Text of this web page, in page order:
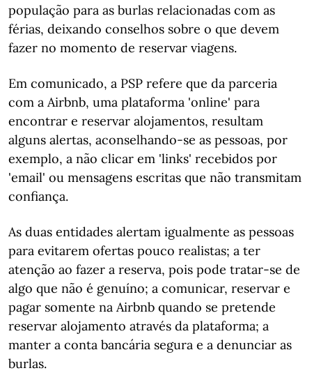
população para as burlas relacionadas com as
férias, deixando conselhos sobre o que devem
fazer no momento de reservar viagens.
Em comunicado, a PSP refere que da parceria
com a Airbnb, uma plataforma 'online' para
encontrar e reservar alojamentos, resultam
alguns alertas, aconselhando-se as pessoas, por
exemplo, a não clicar em 'links' recebidos por
'email' ou mensagens escritas que não transmitam
confiança.
As duas entidades alertam igualmente as pessoas
para evitarem ofertas pouco realistas; a ter
atenção ao fazer a reserva, pois pode tratar-se de
algo que não é genuíno; a comunicar, reservar e
pagar somente na Airbnb quando se pretende
reservar alojamento através da plataforma; a
manter a conta bancária segura e a denunciar as
burlas.